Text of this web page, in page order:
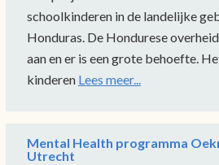
schoolkinderen in de landelijke
Honduras. De Hondurese
aan en er is een grote behoefte.
kinderen Lees meer...
Mental Health programma
Utrecht